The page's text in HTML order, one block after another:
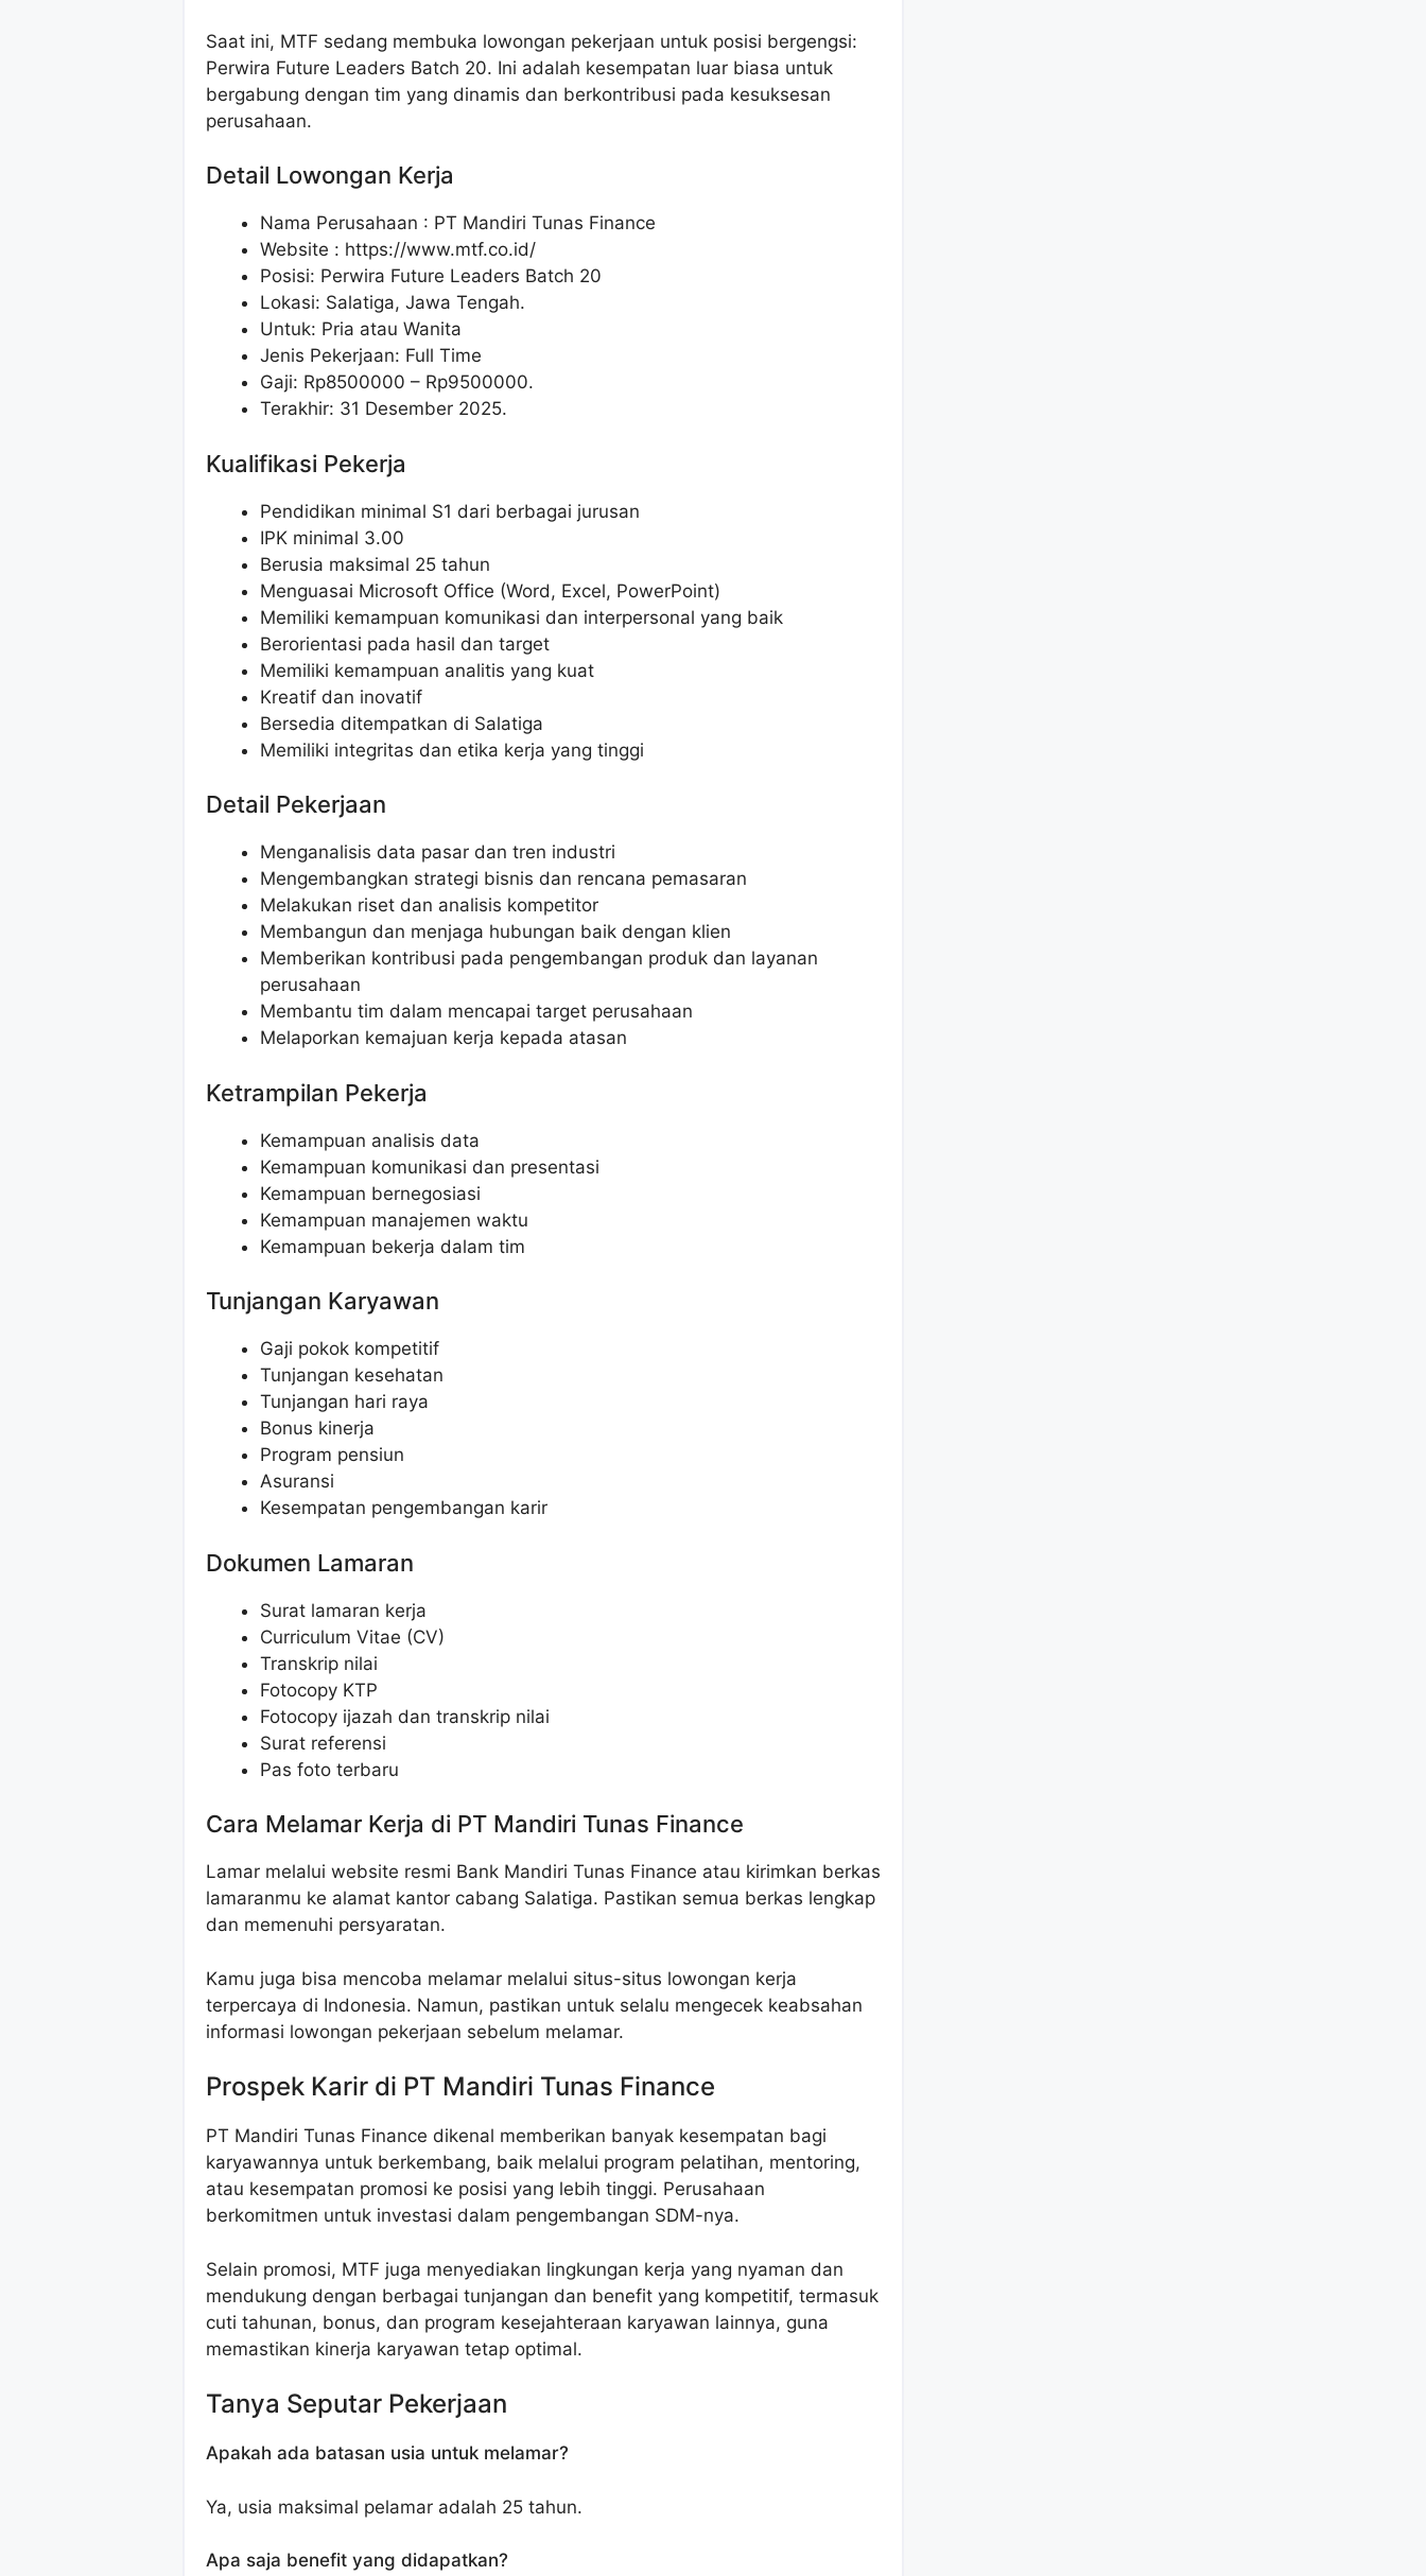
Saat ini, MTF sedang membuka lowongan pekerjaan untuk posisi bergengsi:
Perwira Future Leaders Batch 20. Ini adalah kesempatan luar biasa untuk
bergabung dengan tim yang dinamis dan berkontribusi pada kesuksesan
perusahaan.
Detail Lowongan Kerja
Nama Perusahaan : PT Mandiri Tunas Finance
Website : https://www.mtf.co.id/
Posisi: Perwira Future Leaders Batch 20
Lokasi: Salatiga, Jawa Tengah.
Untuk: Pria atau Wanita
Jenis Pekerjaan: Full Time
Gaji: Rp8500000 – Rp9500000.
Terakhir: 31 Desember 2025.
Kualifikasi Pekerja
Pendidikan minimal S1 dari berbagai jurusan
IPK minimal 3.00
Berusia maksimal 25 tahun
Menguasai Microsoft Office (Word, Excel, PowerPoint)
Memiliki kemampuan komunikasi dan interpersonal yang baik
Berorientasi pada hasil dan target
Memiliki kemampuan analitis yang kuat
Kreatif dan inovatif
Bersedia ditempatkan di Salatiga
Memiliki integritas dan etika kerja yang tinggi
Detail Pekerjaan
Menganalisis data pasar dan tren industri
Mengembangkan strategi bisnis dan rencana pemasaran
Melakukan riset dan analisis kompetitor
Membangun dan menjaga hubungan baik dengan klien
Memberikan kontribusi pada pengembangan produk dan layanan
perusahaan
Membantu tim dalam mencapai target perusahaan
Melaporkan kemajuan kerja kepada atasan
Ketrampilan Pekerja
Kemampuan analisis data
Kemampuan komunikasi dan presentasi
Kemampuan bernegosiasi
Kemampuan manajemen waktu
Kemampuan bekerja dalam tim
Tunjangan Karyawan
Gaji pokok kompetitif
Tunjangan kesehatan
Tunjangan hari raya
Bonus kinerja
Program pensiun
Asuransi
Kesempatan pengembangan karir
Dokumen Lamaran
Surat lamaran kerja
Curriculum Vitae (CV)
Transkrip nilai
Fotocopy KTP
Fotocopy ijazah dan transkrip nilai
Surat referensi
Pas foto terbaru
Cara Melamar Kerja di PT Mandiri Tunas Finance
Lamar melalui website resmi Bank Mandiri Tunas Finance atau kirimkan berkas
lamaranmu ke alamat kantor cabang Salatiga. Pastikan semua berkas lengkap
dan memenuhi persyaratan.
Kamu juga bisa mencoba melamar melalui situs-situs lowongan kerja
terpercaya di Indonesia. Namun, pastikan untuk selalu mengecek keabsahan
informasi lowongan pekerjaan sebelum melamar.
Prospek Karir di PT Mandiri Tunas Finance
PT Mandiri Tunas Finance dikenal memberikan banyak kesempatan bagi
karyawannya untuk berkembang, baik melalui program pelatihan, mentoring,
atau kesempatan promosi ke posisi yang lebih tinggi. Perusahaan
berkomitmen untuk investasi dalam pengembangan SDM-nya.
Selain promosi, MTF juga menyediakan lingkungan kerja yang nyaman dan
mendukung dengan berbagai tunjangan dan benefit yang kompetitif, termasuk
cuti tahunan, bonus, dan program kesejahteraan karyawan lainnya, guna
memastikan kinerja karyawan tetap optimal.
Tanya Seputar Pekerjaan
Apakah ada batasan usia untuk melamar?
Ya, usia maksimal pelamar adalah 25 tahun.
Apa saja benefit yang didapatkan?